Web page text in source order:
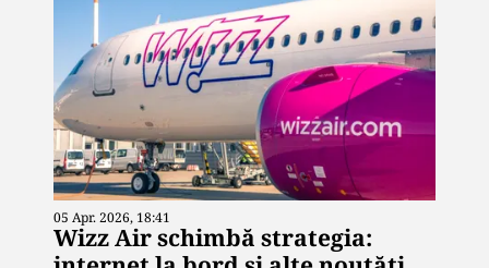
05 Apr. 2026, 18:41
Wizz Air schimbă strategia: